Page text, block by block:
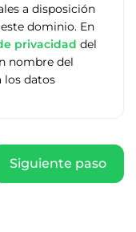
a disposición
dominio. En
privacidad del
nombre del
los datos
Siguiente paso